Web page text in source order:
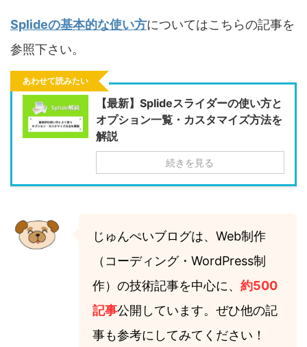
Splideの基本的な使い方についてはこちらの記事を
参照下さい。
あわせて読みたい
【最新】Splideスライダーの使い方と
オプション一覧・カスタマイズ方法を
解説
続きを見る
じゅんぺいブログは、Web制作
（コーディング・WordPress制
作）の技術記事を中心に、 約500
記事公開しています。ぜひ他の記
事も参考にしてみてください！